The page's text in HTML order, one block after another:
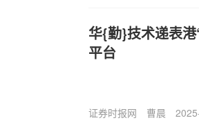
华{勤}技术递表港
平台
证券时报网 曹晨